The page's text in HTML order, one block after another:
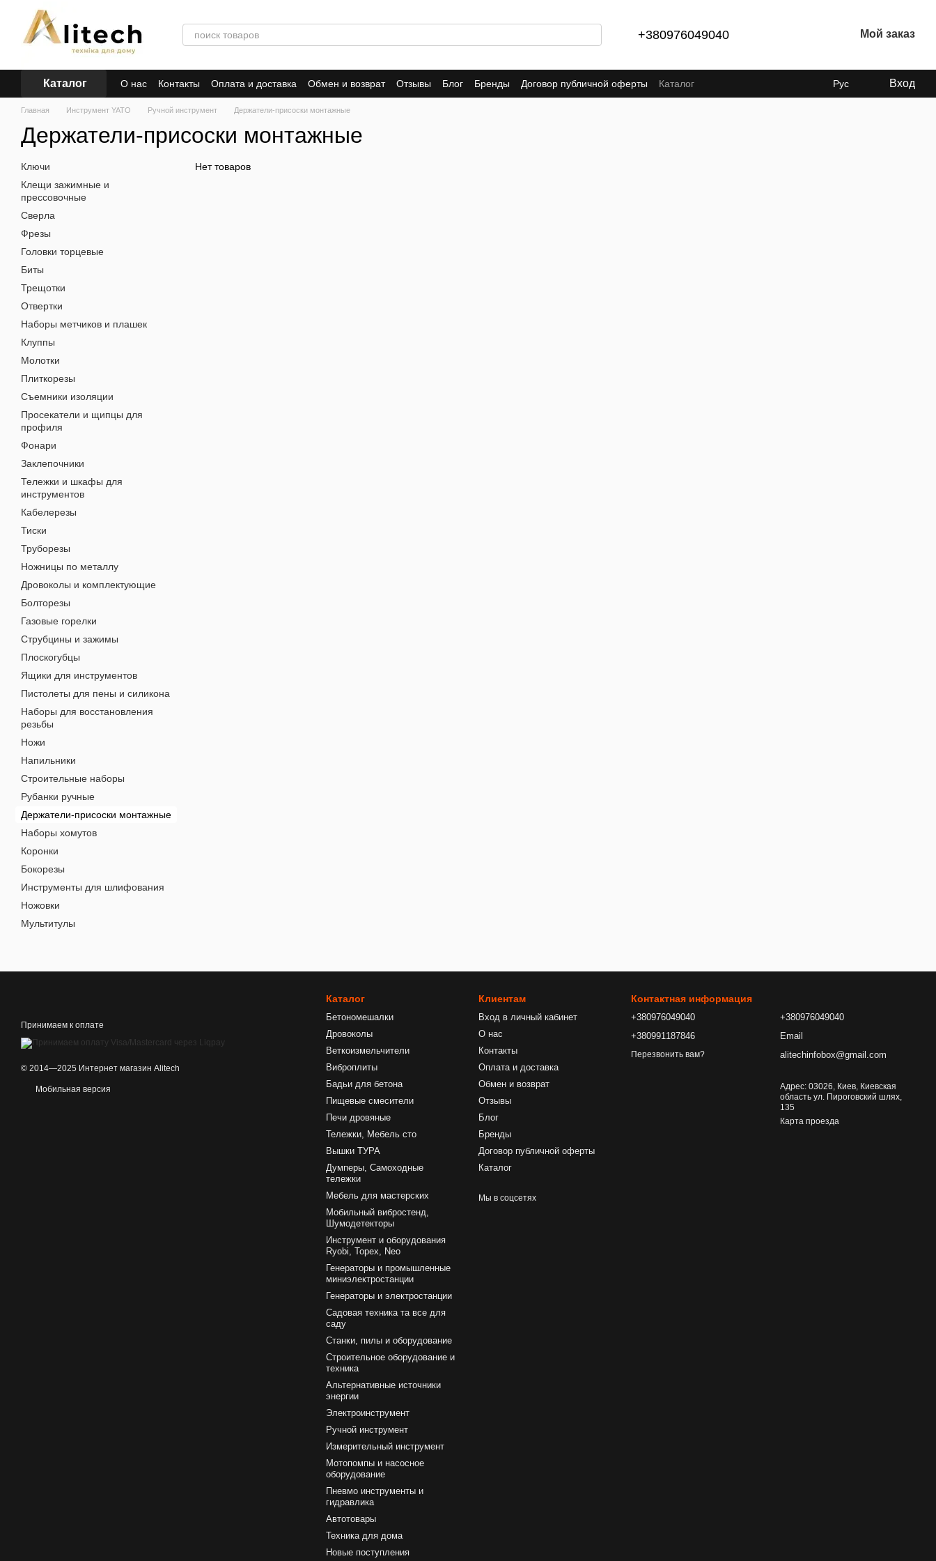
Перейти к основному контенту
+380976049040 Мой заказ
Каталог О нас Контакты Оплата и доставка Обмен и возврат Отзывы Блог Бренды Договор публичной оферты Каталог Рус Вход
Главная Инструмент YATO Ручной инструмент Держатели-присоски монтажные
Держатели-присоски монтажные
Нет товаров
Ключи
Клещи зажимные и
прессовочные
Сверла
Фрезы
Головки торцевые
Биты
Трещотки
Отвертки
Наборы метчиков и плашек
Клуппы
Молотки
Плиткорезы
Съемники изоляции
Просекатели и щипцы для
профиля
Фонари
Заклепочники
Тележки и шкафы для
инструментов
Кабелерезы
Тиски
Труборезы
Ножницы по металлу
Дровоколы и комплектующие
Болторезы
Газовые горелки
Струбцины и зажимы
Плоскогубцы
Ящики для инструментов
Пистолеты для пены и силикона
Наборы для восстановления
резьбы
Ножи
Напильники
Строительные наборы
Рубанки ручные
Держатели-присоски монтажные
Наборы хомутов
Коронки
Бокорезы
Инструменты для шлифования
Ножовки
Мультитулы
Принимаем к оплате
© 2014—2025 Интернет магазин Alitech
Мобильная версия
Каталог
Бетономешалки
Дровоколы
Веткоизмельчители
Виброплиты
Бадьи для бетона
Пищевые смесители
Печи дровяные
Тележки, Мебель сто
Вышки ТУРА
Думперы, Самоходные
тележки
Мебель для мастерских
Мобильный вибростенд,
Шумодетекторы
Инструмент и оборудования
Ryobi, Topex, Neo
Генераторы и промышленные
миниэлектростанции
Генераторы и электростанции
Садовая техника та все для
саду
Станки, пилы и оборудование
Строительное оборудование и
техника
Альтернативные источники
энергии
Электроинструмент
Ручной инструмент
Измерительный инструмент
Мотопомпы и насосное
оборудование
Пневмо инструменты и
гидравлика
Автотовары
Техника для дома
Новые поступления
Клиентам
Вход в личный кабинет
О нас
Контакты
Оплата и доставка
Обмен и возврат
Отзывы
Блог
Бренды
Договор публичной оферты
Каталог
Мы в соцсетях
Контактная информация
+380976049040
+380991187846
Перезвонить вам?
+380976049040
Email
alitechinfobox@gmail.com
Адрес: 03026, Киев, Киевская
область ул. Пироговский шлях,
135
Карта проезда